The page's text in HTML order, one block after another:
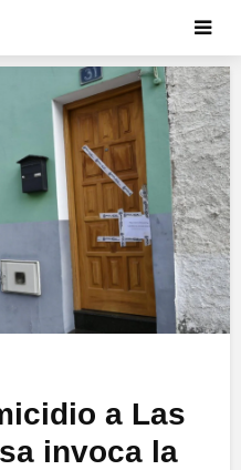
a Las
invoca la